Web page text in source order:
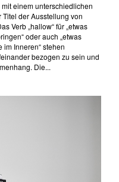
einem unterschiedlichen
der Ausstellung von
Verb „hallow“ für „etwas
oder auch „etwas
im Inneren“ stehen
bezogen zu sein und
Die...